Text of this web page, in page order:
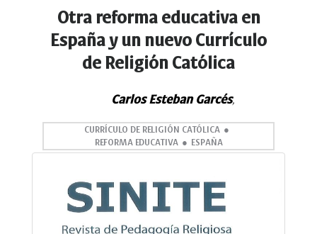
Otra reforma educativa en
España y un nuevo Currículo
de Religión Católica
Carlos Esteban Garcés,
CURRÍCULO DE RELIGIÓN CATÓLICA
REFORMA EDUCATIVA
ESPAÑA